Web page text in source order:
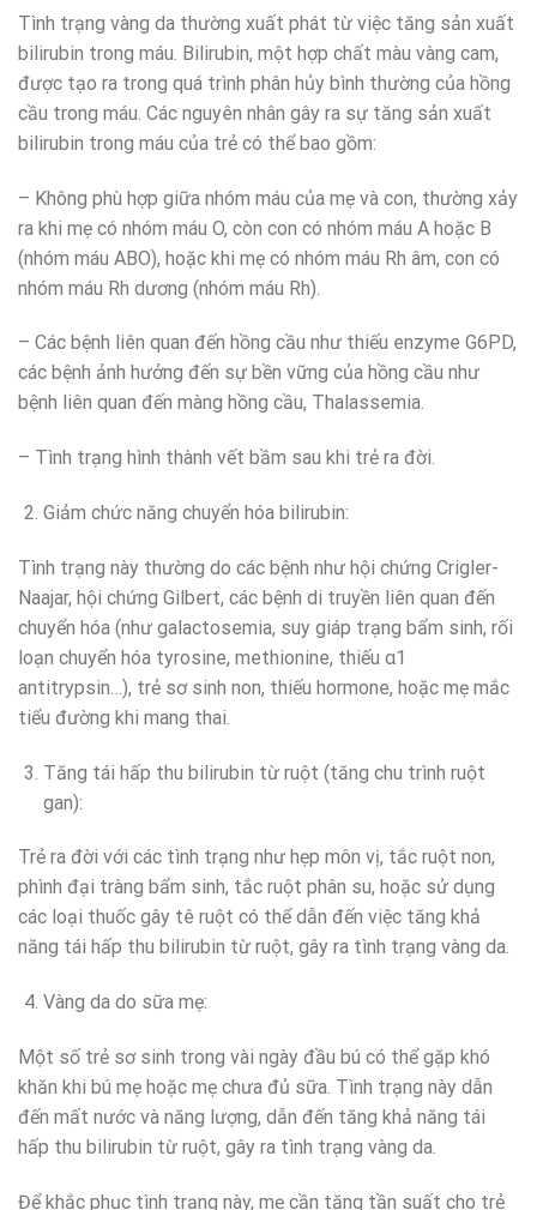
Tình trạng vàng da thường xuất phát từ việc tăng sản xuất
bilirubin trong máu. Bilirubin, một hợp chất màu vàng cam,
được tạo ra trong quá trình phân hủy bình thường của hồng
cầu trong máu. Các nguyên nhân gây ra sự tăng sản xuất
bilirubin trong máu của trẻ có thể bao gồm:
– Không phù hợp giữa nhóm máu của mẹ và con, thường xảy
ra khi mẹ có nhóm máu O, còn con có nhóm máu A hoặc B
(nhóm máu ABO), hoặc khi mẹ có nhóm máu Rh âm, con có
nhóm máu Rh dương (nhóm máu Rh).
– Các bệnh liên quan đến hồng cầu như thiếu enzyme G6PD,
các bệnh ảnh hưởng đến sự bền vững của hồng cầu như
bệnh liên quan đến màng hồng cầu, Thalassemia.
– Tình trạng hình thành vết bầm sau khi trẻ ra đời.
Giảm chức năng chuyển hóa bilirubin:
Tình trạng này thường do các bệnh như hội chứng Crigler-
Naajar, hội chứng Gilbert, các bệnh di truyền liên quan đến
chuyển hóa (như galactosemia, suy giáp trạng bẩm sinh, rối
loạn chuyển hóa tyrosine, methionine, thiếu α1
antitrypsin…), trẻ sơ sinh non, thiếu hormone, hoặc mẹ mắc
tiểu đường khi mang thai.
Tăng tái hấp thu bilirubin từ ruột (tăng chu trình ruột
gan):
Trẻ ra đời với các tình trạng như hẹp môn vị, tắc ruột non,
phình đại tràng bẩm sinh, tắc ruột phân su, hoặc sử dụng
các loại thuốc gây tê ruột có thể dẫn đến việc tăng khả
năng tái hấp thu bilirubin từ ruột, gây ra tình trạng vàng da.
Vàng da do sữa mẹ:
Một số trẻ sơ sinh trong vài ngày đầu bú có thể gặp khó
khăn khi bú mẹ hoặc mẹ chưa đủ sữa. Tình trạng này dẫn
đến mất nước và năng lượng, dẫn đến tăng khả năng tái
hấp thu bilirubin từ ruột, gây ra tình trạng vàng da.
Để khắc phục tình trạng này, mẹ cần tăng tần suất cho trẻ